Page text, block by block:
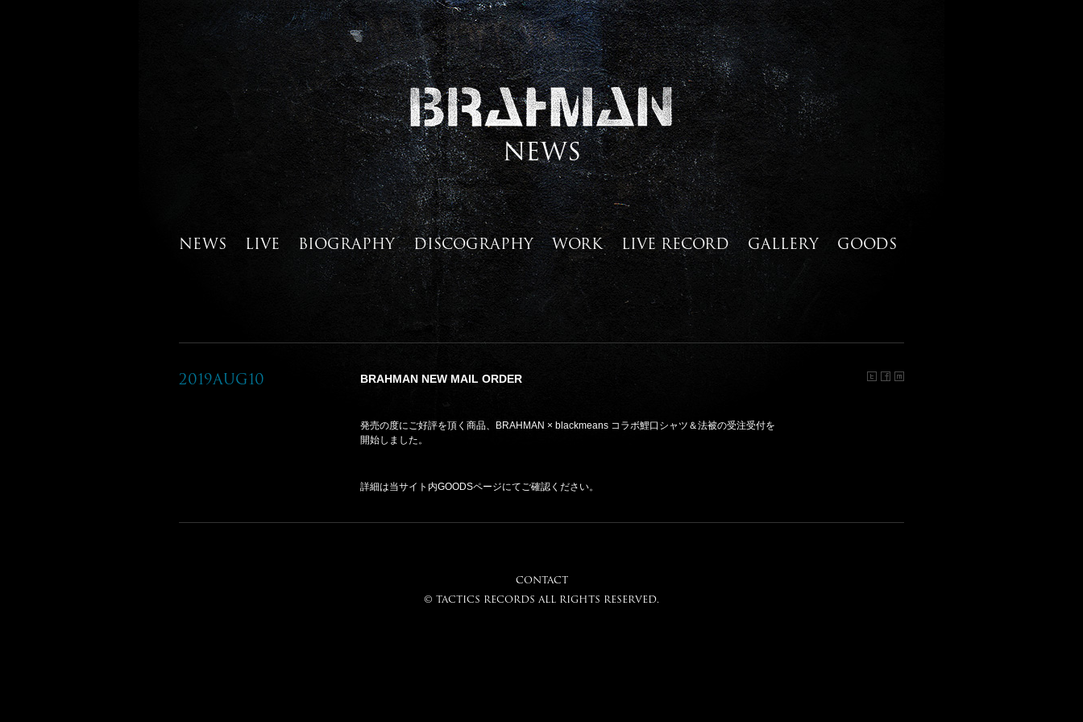
NEWS
NEWS LIVE BIOGRAPHY DISCOGRAPHY WORK LIVE RECORD GALLERY GOODS
2019Aug10 BRAHMAN NEW MAIL ORDER
発売の度にご好評を頂く商品、BRAHMAN × blackmeans コラボ鯉口シャツ＆法被の受注受付を
開始しました。
詳細は当サイト内GOODSページにてご確認ください。
CONTACT
© tactics records all rights reserved.